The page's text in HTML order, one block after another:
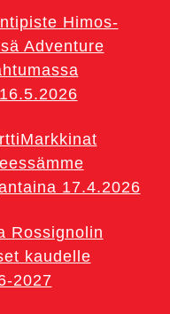
Himos-
Adventure
17.4.2026
Rossignolin
kaudelle
2027